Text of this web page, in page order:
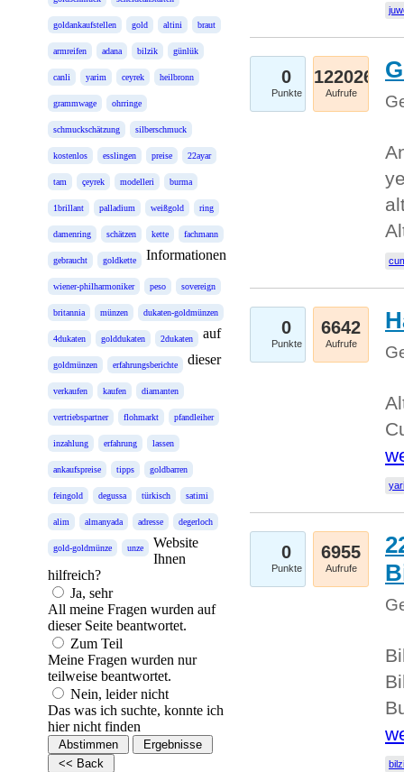
goldankaufstellen gold altini braut
armreifen adana bilzik günlük
canli yarim ceyrek heilbronn
grammwage ohrringe
schmuckschätzung silberschmuck
kostenlos esslingen preise 22ayar
tam çeyrek modelleri burma
1brillant palladium weißgold ring
damenring schätzen kette fachmann
gebraucht goldkette
wiener-philharmoniker peso sovereign
britannia münzen dukaten-goldmünzen
4dukaten golddukaten 2dukaten
goldmünzen erfahrungsberichte
verkaufen kaufen diamanten
vertriebspartner flohmarkt pfandleiher
inzahlung erfahrung lassen
ankaufspreise tipps goldbarren
feingold degussa türkisch satimi
alim almanyada adresse degerloch
gold-goldmünze unze
Informationen
auf
dieser
Website
Ihnen
hilfreich?
Ja, sehr
All meine Fragen wurden auf
dieser Seite beantwortet.
Zum Teil
Meine Fragen wurden nur
teilweise beantwortet.
Nein, leider nicht
Das was ich suchte, konnte ich
hier nicht finden
0
Punkte
122026
Aufrufe
0
Punkte
6642
Aufrufe
0
Punkte
6955
Aufrufe